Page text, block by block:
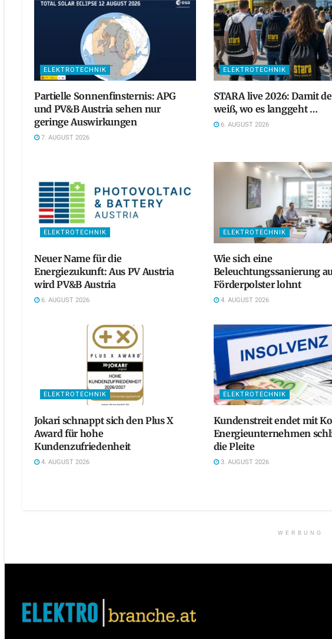
ELEKTROTECHNIK
Partielle Sonnenfinsternis: APG
und PV&B Austria sehen nur
geringe Auswirkungen
7. AUGUST 2026
ELEKTROTECHNIK
STARA live 2026: Damit
weiß, wo es langgeht …
6. AUGUST 2026
ELEKTROTECHNIK
Neuer Name für die
Energiezukunft: Aus PV Austria
wird PV&B Austria
6. AUGUST 2026
ELEKTROTECHNIK
Wie sich eine
Beleuchtungssanierung
Förderpolster lohnt
4. AUGUST 2026
ELEKTROTECHNIK
Jokari schnappt sich den Plus X
Award für hohe
Kundenzufriedenheit
4. AUGUST 2026
ELEKTROTECHNIK
Kundenstreit endet mit
Energieunternehmen
die Pleite
3. AUGUST 2026
WERBUNG